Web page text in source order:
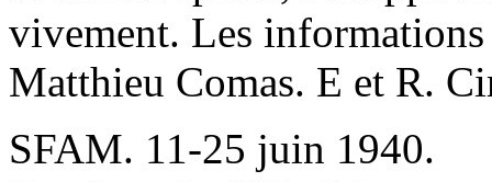
vivement. Les
Matthieu Comas. E et R.
SFAM. 11-25 juin 1940.